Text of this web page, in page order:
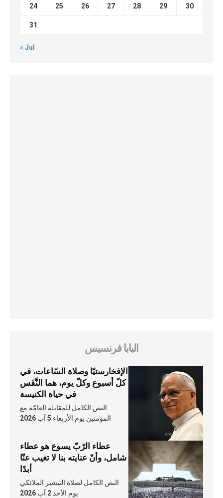
24 25 26 27 28 29 30
31
« Jul
البابا فرنسيس
الإفخارستيّا وصلاة السّاعات، في
كلّ أسبوع وكلّ يوم، هما النَّفَس
في حياة الكنيسة
النص الكامل للمقابلة العامّة مع
المؤمنين يوم الأربعاء 5 آب 2026
عطاء الرّبّ يسوع هو عطاء
شامل، وأنّ عنايته بنا لا تغيب عنّا
أبدًا
النص الكامل لصلاة التبشير الملائكي
يوم الأحد 2 آب 2026